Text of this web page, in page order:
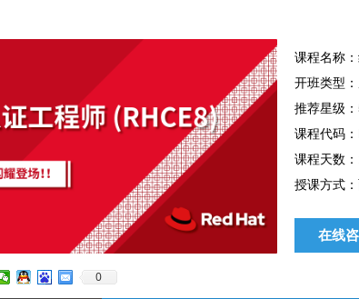
课程名称
开班类型
推荐星级
课程代码
课程天数
授课方式
0
在线